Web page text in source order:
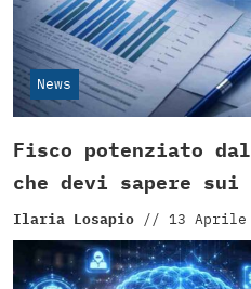
News
Fisco potenziato
che devi sapere sui
Ilaria Losapio // 13 Aprile